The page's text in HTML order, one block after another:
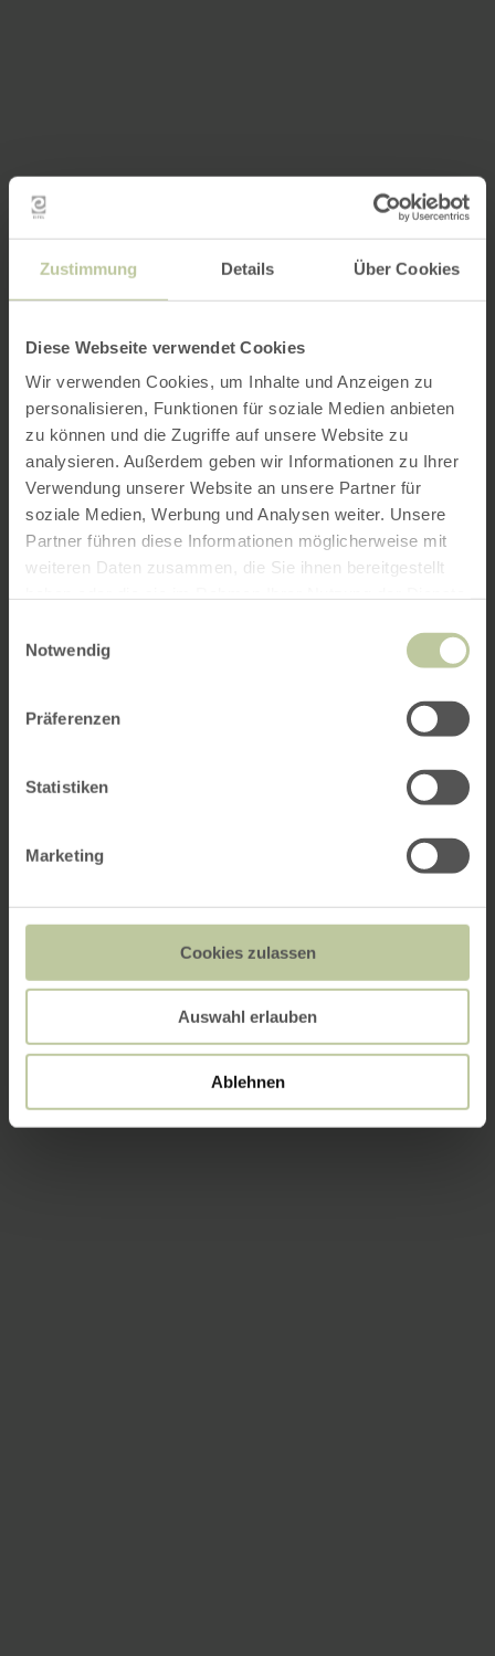
Zustimmung Details Über Cookies
Diese Webseite verwendet Cookies
Wir verwenden Cookies, um Inhalte und Anzeigen zu
personalisieren, Funktionen für soziale Medien anbieten
zu können und die Zugriffe auf unsere Website zu
analysieren. Außerdem geben wir Informationen zu Ihrer
Verwendung unserer Website an unsere Partner für
soziale Medien, Werbung und Analysen weiter. Unsere
Partner führen diese Informationen möglicherweise mit
weiteren Daten zusammen, die Sie ihnen bereitgestellt
Notwendig
Präferenzen
Statistiken
Marketing
Cookies zulassen
Auswahl erlauben
Ablehnen